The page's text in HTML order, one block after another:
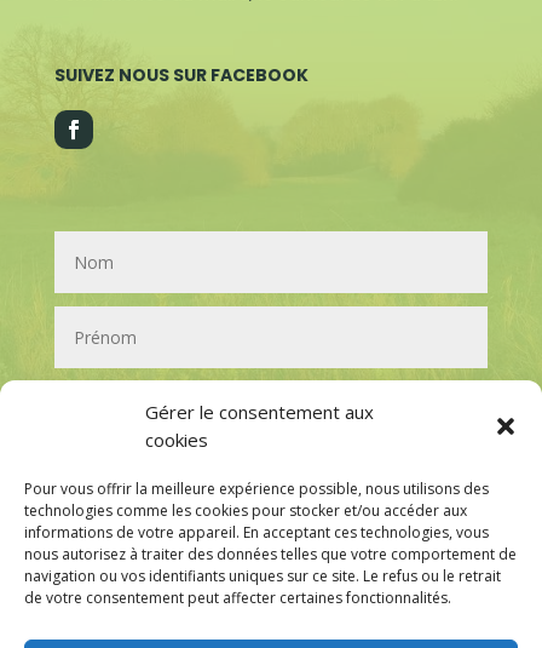
Gérer le consentement aux
cookies
Pour vous offrir la meilleure expérience possible, nous utilisons des
technologies comme les cookies pour stocker et/ou accéder aux
informations de votre appareil. En acceptant ces technologies, vous
nous autorisez à traiter des données telles que votre comportement de
navigation ou vos identifiants uniques sur ce site. Le refus ou le retrait
de votre consentement peut affecter certaines fonctionnalités.
SUIVEZ NOUS SUR FACEBOOK